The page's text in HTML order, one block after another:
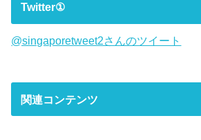
Twitter①
@singaporetweet2さんのツイート
関連コンテンツ